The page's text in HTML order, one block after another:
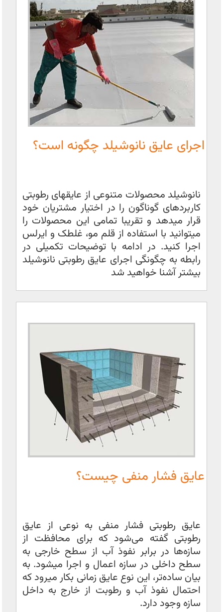
اجرای عایق نانوشیلد چگونه است؟
نانوشیلد محصولات متنوعی از عایقهای رطوبتی
کاربردهای گوناگون را در اختیار مشتریان خود
قرار میدهد و تقریبا تمامی این محصولات را
میتوانید با استفاده از قلم مو، غلطک و ایرلس
اجرا کنید. در ادامه با توضیحات تکمیلی در
رابطه به چگونگی اجرای عایق رطوبتی نانوشیلد
بیشتر آشنا خواهید شد
عایق فشار منفی چیست؟
عایق رطوبتی فشار منفی به نوعی از عایق
رطوبتی گفته می‌شود که برای محافظت از
سازه‌ها در برابر نفوذ آب از سطح خارجی به
سطح داخلی در سازه اعمال و اجرا میشود. به
بیان ساده‌تر، این نوع عایق زمانی بکار میرود که
احتمال نفوذ آب و رطوبت از خارج به داخل
سازه وجود دارد.